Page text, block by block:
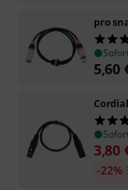
pro
5,60
Cordial
3,80
-22%